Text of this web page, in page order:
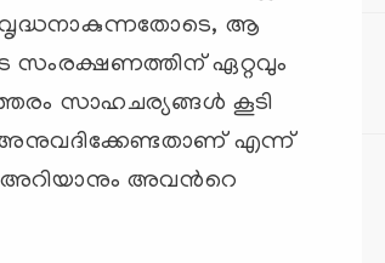
വൃദ്ധനാകുന്നതോടെ, ആ
സംരക്ഷണത്തിന് ഏറ്റവും
സാഹചര്യങ്ങള്‍ കൂടി
എന്ന്
അറിയാനും അവന്‍റെ